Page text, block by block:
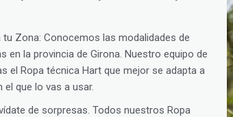
Zona: Conocemos las modalidades de
en la provincia de Girona. Nuestro equipo de
el Ropa técnica Hart que mejor se adapta a
que lo vas a usar.
de sorpresas. Todos nuestros Ropa